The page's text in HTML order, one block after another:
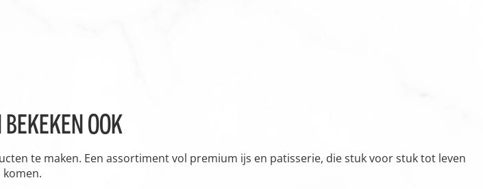
OOK
te maken. Een assortiment vol premium ijs en patisserie, die stuk voor stuk tot leven
komen.